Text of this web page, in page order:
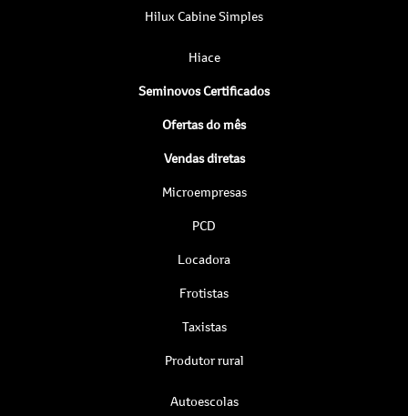
Hilux Cabine Simples
Hiace
Seminovos Certificados
Ofertas do mês
Vendas diretas
Microempresas
PCD
Locadora
Frotistas
Taxistas
Produtor rural
Autoescolas